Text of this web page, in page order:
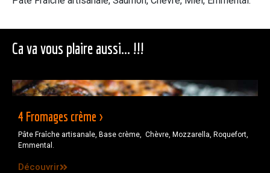
Ca va vous plaire aussi... !!!
4 Fromages crème >
Pâte Fraîche artisanale, Base crème, Chèvre, Mozzarella, Roquefort,
Emmental.
Découvrir